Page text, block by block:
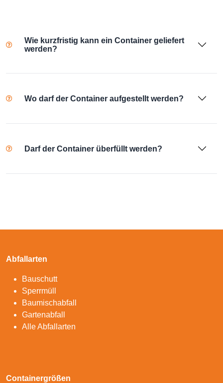
Wie kurzfristig kann ein Container geliefert
werden?
Wo darf der Container aufgestellt werden?
Darf der Container überfüllt werden?
Abfallarten
Bauschutt
Sperrmüll
Baumischabfall
Gartenabfall
Alle Abfallarten
Containergrößen